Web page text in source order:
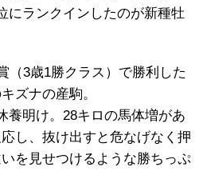
にランクインしたのが新種牡
（3歳1勝クラス）で勝利した
ズナの産駒。
養明け。28キロの馬体増があ
し、抜け出すと危なげなく押
を見せつけるような勝ちっぷ